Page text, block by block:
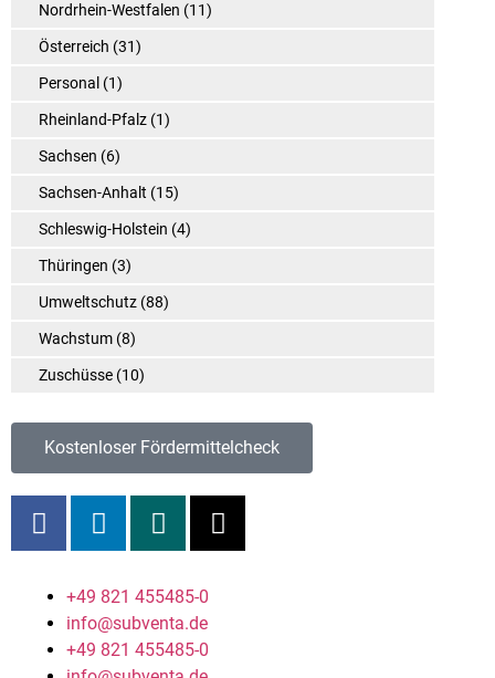
Nordrhein-Westfalen (11)
Österreich (31)
Personal (1)
Rheinland-Pfalz (1)
Sachsen (6)
Sachsen-Anhalt (15)
Schleswig-Holstein (4)
Thüringen (3)
Umweltschutz (88)
Wachstum (8)
Zuschüsse (10)
Kostenloser Fördermittelcheck
+49 821 455485-0
info@subventa.de
+49 821 455485-0